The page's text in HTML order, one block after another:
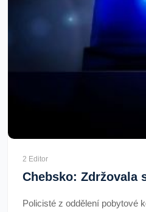
2 Editor
Policisté z oddělení pobytové